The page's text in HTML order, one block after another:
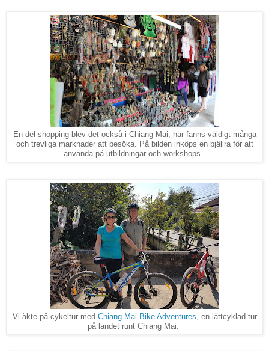
En del shopping blev det också i Chiang Mai, här fanns väldigt många
och trevliga marknader att besöka. På bilden inköps en bjällra för att
använda på utbildningar och workshops.
Vi åkte på cykeltur med Chiang Mai Bike Adventures, en lättcyklad tur
på landet runt Chiang Mai.